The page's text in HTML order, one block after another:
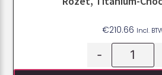
€210.66 Incl.
-